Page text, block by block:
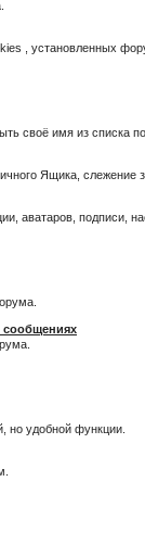
, установленных
своё имя из списка
Ящика,
аватаров,
сообщениях
но удобной функции.